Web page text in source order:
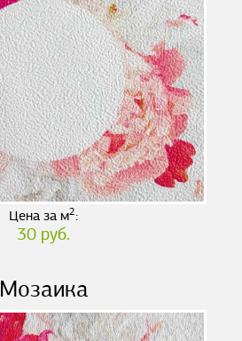
Цена за м2:
30 руб.
Мозаика